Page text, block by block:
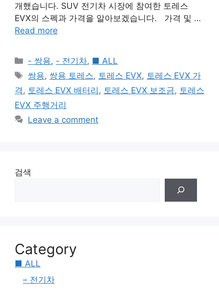
개했습니다. SUV 전기차 시장에 참여한 토레스
EVX의 스펙과 가격을 알아보겠습니다. 가격 및 …
Read more
Categories
- 쌍용, - 전기차, ■ ALL
Tags
쌍용, 쌍용 토레스, 토레스 EVX, 토레스 EVX 가
격 , 토레스 EVX 배터리 , 토레스 EVX 보조금, 토레스
EVX 주행거리
Leave a comment
검색
Category
■ ALL
– 전기차